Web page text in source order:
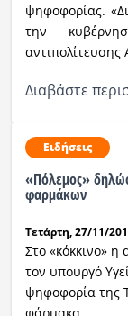
ψηφοφορίας.
την
αντιπολίτευσης
Διαβάστε
Ειδήσεις
«Πόλεμος»
φαρμάκων
Τετάρτη, 27/11/
Στο «κόκκινο»
τον υπουργό
ψηφοφορία της